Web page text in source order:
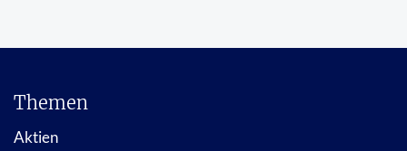
Themen
Aktien